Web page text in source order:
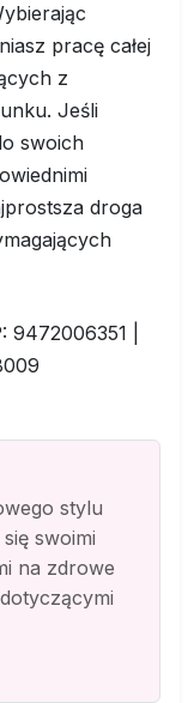
pracę całej
z
Jeśli
swoich
droga
|
stylu
swoimi
na zdrowe